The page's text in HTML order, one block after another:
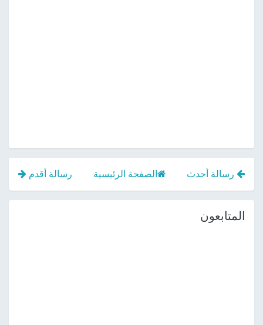
رسالة أحدث رسالة أقدم الصفحة الرئيسية
المتابعون